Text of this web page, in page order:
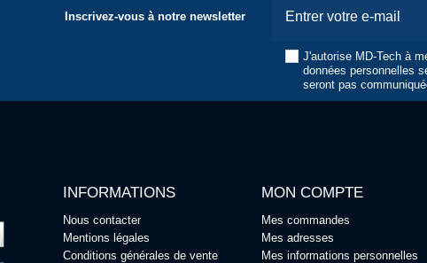
Inscrivez-vous à notre newsletter
J'autorise MD-Tech à
données personnelles
seront pas
INFORMATIONS
Nous contacter
Mentions légales
Conditions générales de vente
MON COMPTE
Mes commandes
Mes adresses
Mes informations personnelles